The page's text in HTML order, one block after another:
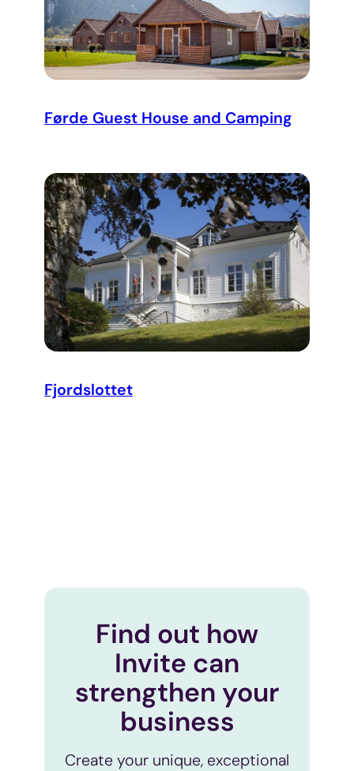
Førde Guest House and Camping
Fjordslottet
Find out how
Invite can
strengthen your
business
Create your unique, exceptional